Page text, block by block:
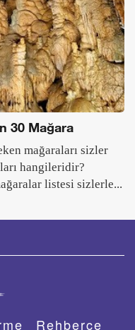
30 Mağara
mağaraları sizler
hangileridir?
listesi sizlerle...
Rehberce